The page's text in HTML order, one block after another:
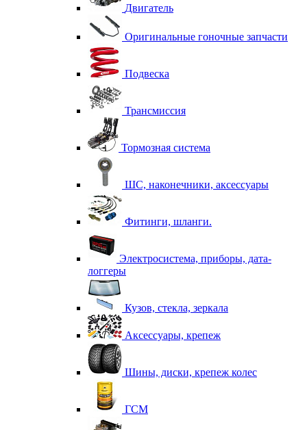
Двигатель
Оригинальные гоночные запчасти
Подвеска
Трансмиссия
Тормозная система
ШС, наконечники, аксессуары
Фитинги, шланги.
Электросистема, приборы, дата-
логгеры
Кузов, стекла, зеркала
Аксессуары, крепеж
Шины, диски, крепеж колес
ГСМ